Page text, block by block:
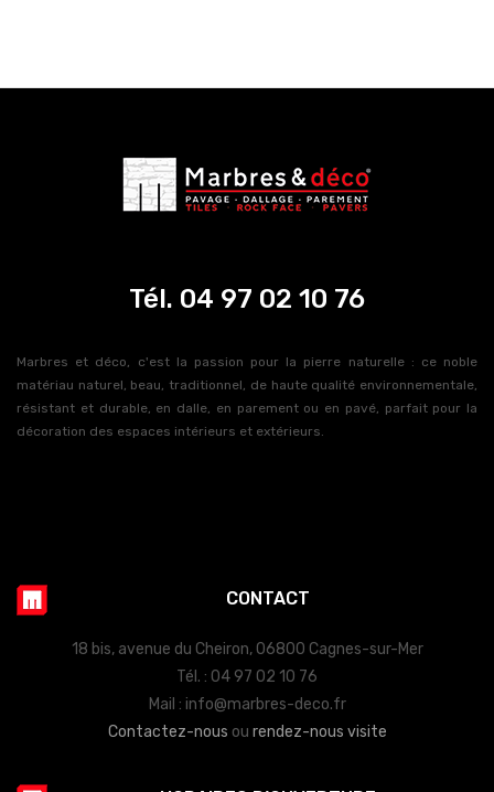
Tél. 04 97 02 10 76
Marbres et déco, c'est la passion pour la pierre naturelle : ce noble
matériau naturel, beau, traditionnel, de haute qualité environnementale,
résistant et durable, en dalle, en parement ou en pavé, parfait pour la
décoration des espaces intérieurs et extérieurs.
CONTACT
18 bis, avenue du Cheiron, 06800 Cagnes-sur-Mer
Tél. : 04 97 02 10 76
Mail : info@marbres-deco.fr
Contactez-nous ou rendez-nous visite